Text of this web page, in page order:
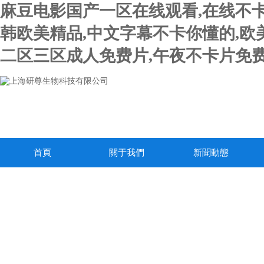
麻豆电影国产一区在线观看,在线不
韩欧美精品,中文字幕不卡你懂的,
二区三区成人免费片,午夜不卡片免
首頁 關于我們 新聞動態